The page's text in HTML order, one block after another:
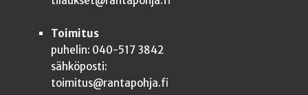
Toimitus
puhelin: 040-517 3842
sähköposti:
toimitus@rantapohja.fi